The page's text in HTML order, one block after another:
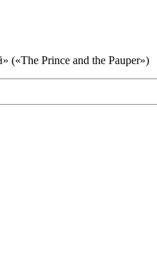
Prince and the Pauper»)